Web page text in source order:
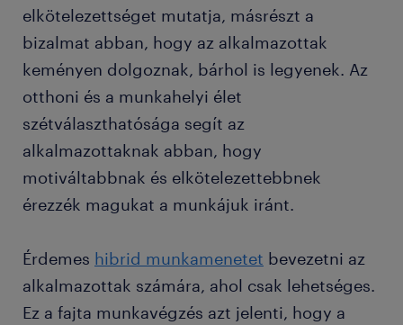
elkötelezettséget mutatja, másrészt a
bizalmat abban, hogy az alkalmazottak
keményen dolgoznak, bárhol is legyenek. Az
otthoni és a munkahelyi élet
szétválaszthatósága segít az
alkalmazottaknak abban, hogy
motiváltabbnak és elkötelezettebbnek
érezzék magukat a munkájuk iránt.
Érdemes hibrid munkamenetet bevezetni az
alkalmazottak számára, ahol csak lehetséges.
Ez a fajta munkavégzés azt jelenti, hogy a